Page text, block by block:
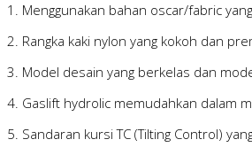
1. Menggunakan bahan oscar/fabric
2. Rangka kaki nylon yang kokoh dan
3. Model desain yang berkelas dan
4. Gaslift hydrolic memudahkan dalam
5. Sandaran kursi TC (Tilting Control)